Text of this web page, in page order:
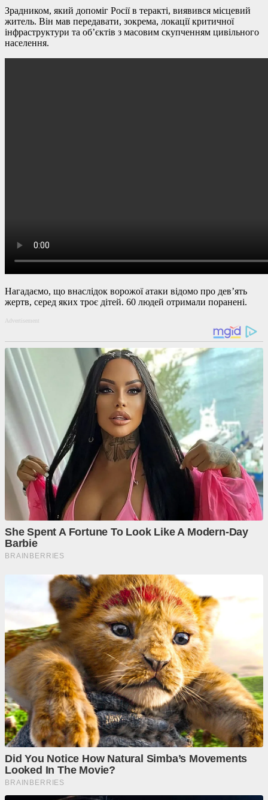
Зрадником, який допоміг Росії в теракті, виявився місцевий
житель. Він мав передавати, зокрема, локації критичної
інфраструктури та об’єктів з масовим скупченням цивільного
населення.
Нагадаємо, що внаслідок ворожої атаки відомо про дев’ять
жертв, серед яких троє дітей. 60 людей отримали поранені.
Advertisement